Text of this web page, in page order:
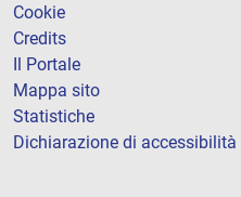
Cookie
Credits
Il Portale
Mappa sito
Statistiche
Dichiarazione di accessibilità